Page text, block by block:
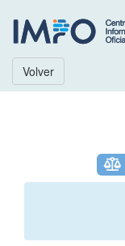
Volver